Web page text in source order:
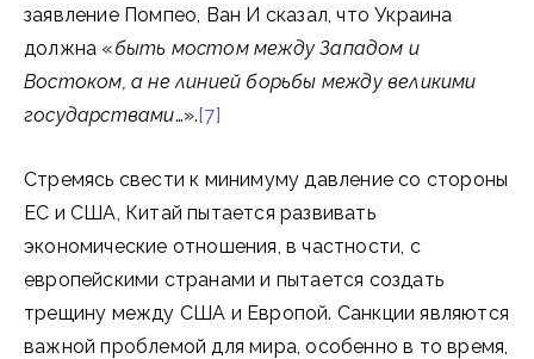
заявление Помпео, Ван И сказал, что Украина
должна «быть мостом между Западом и
Востоком, а не линией борьбы между великими
государствами…».[7]
Стремясь свести к минимуму давление со стороны
ЕС и США, Китай пытается развивать
экономические отношения, в частности, с
европейскими странами и пытается создать
трещину между США и Европой. Санкции являются
важной проблемой для мира, особенно в то время,